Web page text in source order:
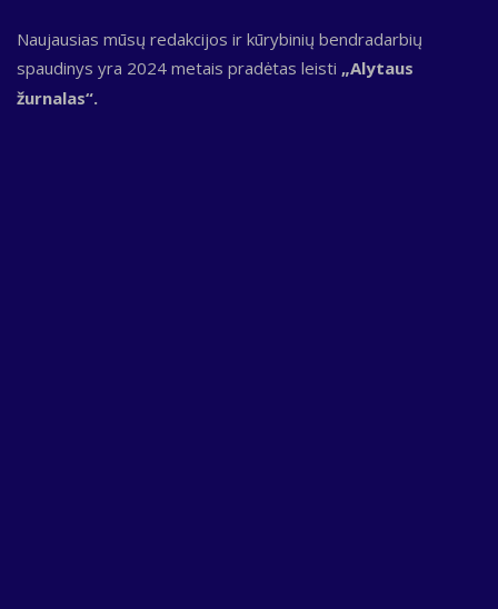
Naujausias mūsų redakcijos ir kūrybinių bendradarbių
spaudinys yra 2024 metais pradėtas leisti „Alytaus
žurnalas“.